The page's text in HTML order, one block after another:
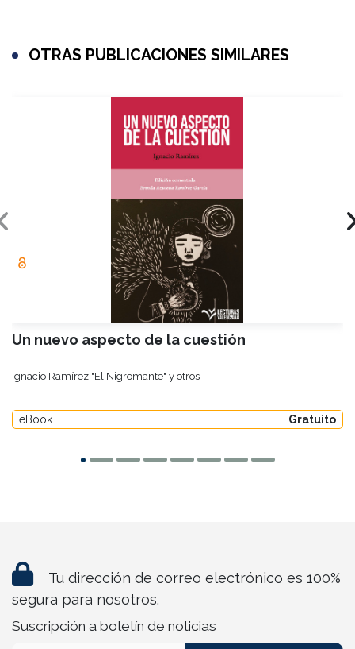
OTRAS PUBLICACIONES SIMILARES
Un nuevo aspecto de la cuestión
Ignacio Ramírez "El Nigromante" y otros
eBook Gratuito
Tu dirección de correo electrónico es 100%
segura para nosotros.
Suscripción a boletín de noticias